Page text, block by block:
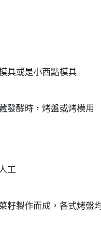
具或是小西點模具
發酵時，烤盤或烤模用
工
籽製作而成，各式烤盤